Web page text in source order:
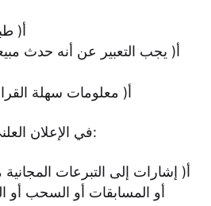
)أ(
)أ( معلومات سهلة
في الإعلان العلني ، يحظر النقاط التالية:
أو المسابقات أو السحب أو